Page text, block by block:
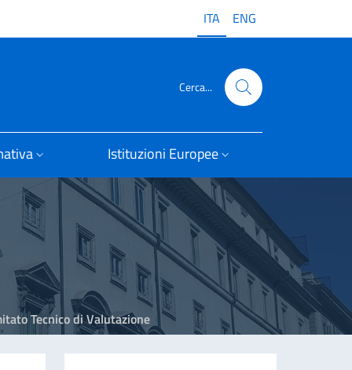
ITA ENG
Cerca...
Istituzioni Europee
Tecnico di Valutazione